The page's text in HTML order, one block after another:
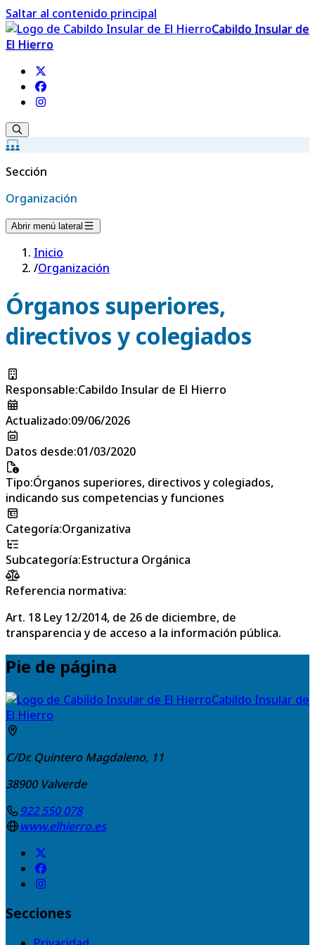
Saltar al contenido principal
Cabildo Insular de
El Hierro
Sección
Organización
Abrir menú lateral
Inicio
/Organización
Órganos superiores,
directivos y colegiados
Responsable:Cabildo Insular de El Hierro
Actualizado:09/06/2026
Datos desde:01/03/2020
Tipo:Órganos superiores, directivos y colegiados,
indicando sus competencias y funciones
Categoría:Organizativa
Subcategoría:Estructura Orgánica
Referencia normativa:
Art. 18 Ley 12/2014, de 26 de diciembre, de
transparencia y de acceso a la información pública.
Pie de página
Cabildo Insular de
El Hierro
C/Dr. Quintero Magdaleno, 11
38900 Valverde
922 550 078
www.elhierro.es
Secciones